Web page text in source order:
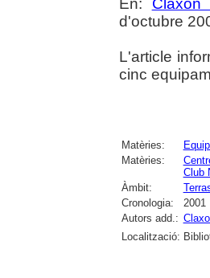
En: Claxon
d'octubre
L'article
cinc
Matèries:
Matèries:
Club
Àmbit:
Cronologia:
2001
Autors add.:
Localització: